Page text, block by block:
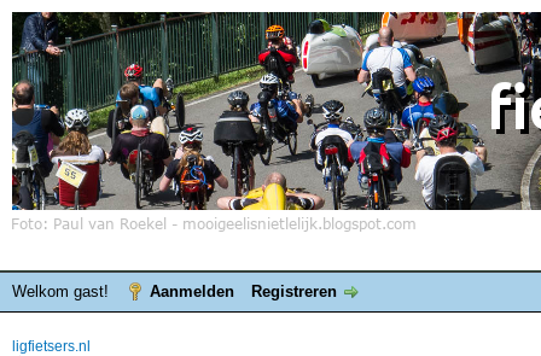
Welkom gast! Aanmelden Registreren
ligfietsers.nl